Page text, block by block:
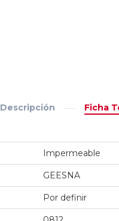
Descripción Ficha
Impermeable
GEESNA
Por definir